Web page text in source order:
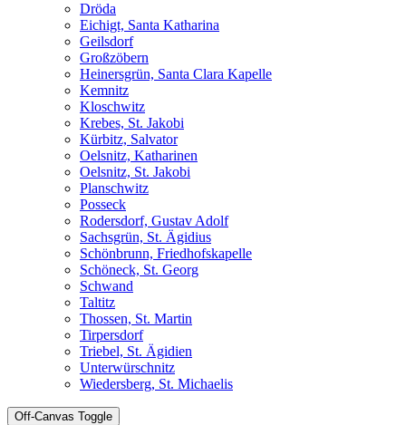
Dröda
Eichigt, Santa Katharina
Geilsdorf
Großzöbern
Heinersgrün, Santa Clara Kapelle
Kemnitz
Kloschwitz
Krebes, St. Jakobi
Kürbitz, Salvator
Oelsnitz, Katharinen
Oelsnitz, St. Jakobi
Planschwitz
Posseck
Rodersdorf, Gustav Adolf
Sachsgrün, St. Ägidius
Schönbrunn, Friedhofskapelle
Schöneck, St. Georg
Schwand
Taltitz
Thossen, St. Martin
Tirpersdorf
Triebel, St. Ägidien
Unterwürschnitz
Wiedersberg, St. Michaelis
Off-Canvas Toggle